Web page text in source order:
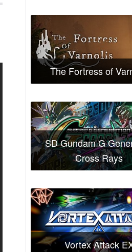
The Fortress of
SD Gundam G
Cross Rays
Vortex Attack